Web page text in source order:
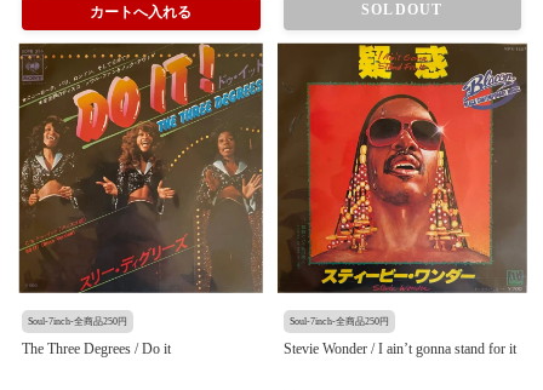
SOLDOUT
Soul-7inch-全商品250円
The Three Degrees / Do it
Soul-7inch-全商品250円
Stevie Wonder / I ain’t gonna stand for it